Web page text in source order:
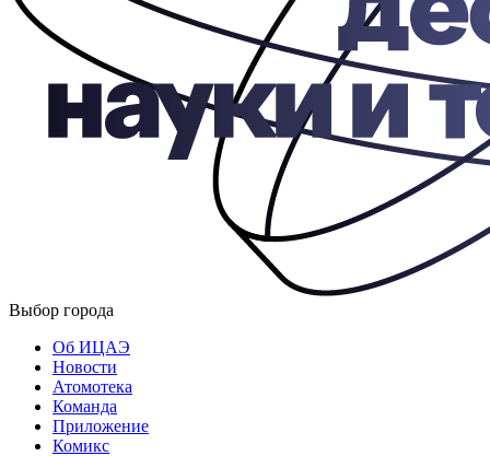
Выбор города
Об ИЦАЭ
Новости
Атомотека
Команда
Приложение
Комикс